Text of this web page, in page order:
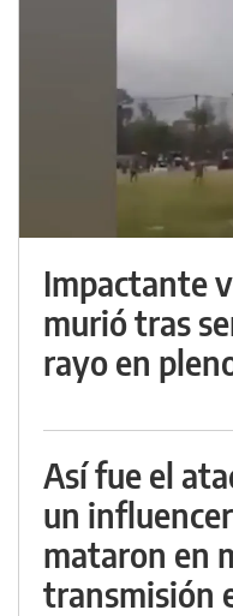
Impactante
murió tras
rayo en
Así fue el
un
mataron en
transmisión